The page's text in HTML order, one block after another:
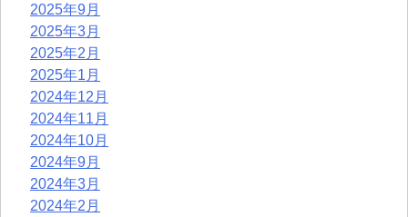
2025年9月
2025年3月
2025年2月
2025年1月
2024年12月
2024年11月
2024年10月
2024年9月
2024年3月
2024年2月